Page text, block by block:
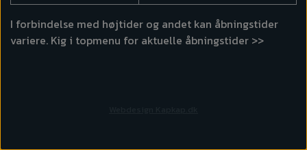
I forbindelse med højtider og andet kan åbningstider
variere. Kig i topmenu for aktuelle åbningstider >>